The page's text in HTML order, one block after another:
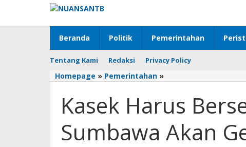
konten
Beranda Politik Pemerintahan
Tentang Kami Redaksi Privacy Policy
Homepage » Pemerintahan »
Bersertifikat,
Dikbud
Akan
Gelar
Kasek Harus
Sumbawa Akan